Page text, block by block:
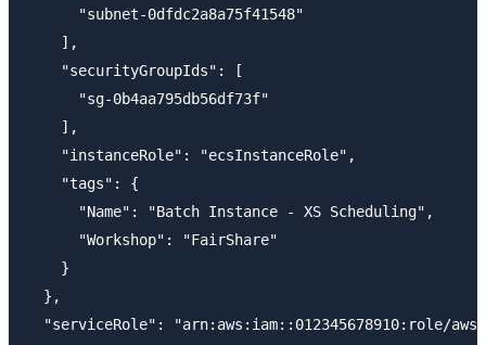
      "subnet-0dfdc2a8a75f41548"
    ],
    "securityGroupIds": [
      "sg-0b4aa795db56df73f"
    ],
    "instanceRole": "ecsInstanceRole",
    "tags": {
      "Name": "Batch Instance - XS Scheduling",
      "Workshop": "FairShare"
    }
  },
"serviceRole": "arn:aws:iam::012345678910:role/